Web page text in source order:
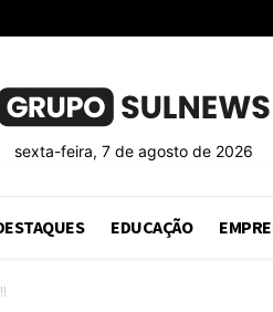
sexta-feira, 7 de agosto de 2026
EDUCAÇÃO